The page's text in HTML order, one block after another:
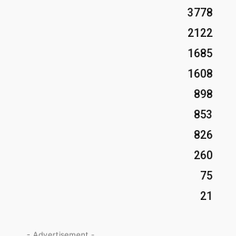
3778
2122
1685
1608
898
853
826
260
75
21